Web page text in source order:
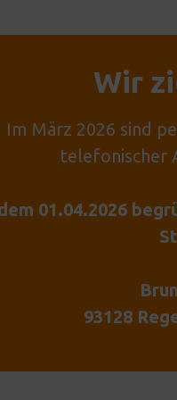
Wir
Im März 2026 sind
telefonischer
01.04.2026
93128